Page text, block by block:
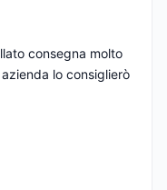
consegna molto
lo consiglierò